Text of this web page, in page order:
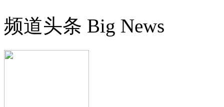
频道头条 Big News